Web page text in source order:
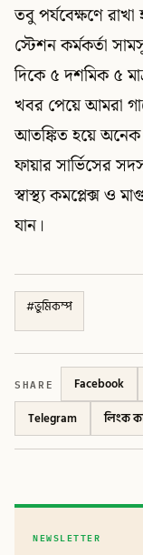
তবু পর্যবেক্ষণে
স্টেশন কর্মকর্তা
দিকে ৫ দশমিক ৫
খবর পেয়ে আমরা
আতঙ্কিত হয়ে অনেক
ফায়ার সার্ভিসের
স্বাস্থ্য কমপ্লেক্স ও
যান।
#ভুমিকম্প
SHARE Facebook
Telegram
লিংক
NEWSLETTER